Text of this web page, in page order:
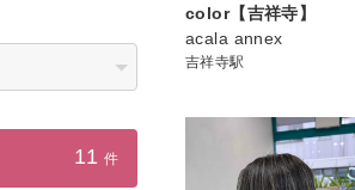
color【吉祥寺】
acala annex
吉祥寺駅
11 件